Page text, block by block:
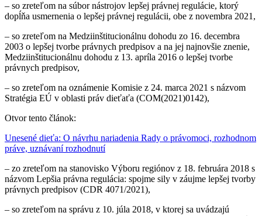
– so zreteľom na súbor nástrojov lepšej právnej regulácie, ktorý
dopĺňa usmernenia o lepšej právnej regulácii, obe z novembra 2021,
– so zreteľom na Medziinštitucionálnu dohodu zo 16. decembra
2003 o lepšej tvorbe právnych predpisov a na jej najnovšie znenie,
Medziinštitucionálnu dohodu z 13. apríla 2016 o lepšej tvorbe
právnych predpisov,
– so zreteľom na oznámenie Komisie z 24. marca 2021 s názvom
Stratégia EÚ v oblasti práv dieťaťa (COM(2021)0142),
Otvor tento článok:
Unesené dieťa: O návrhu nariadenia Rady o právomoci, rozhodnom
práve, uznávaní rozhodnutí
– zo zreteľom na stanovisko Výboru regiónov z 18. februára 2018 s
názvom Lepšia právna regulácia: spojme sily v záujme lepšej tvorby
právnych predpisov (CDR 4071/2021),
– so zreteľom na správu z 10. júla 2018, v ktorej sa uvádzajú